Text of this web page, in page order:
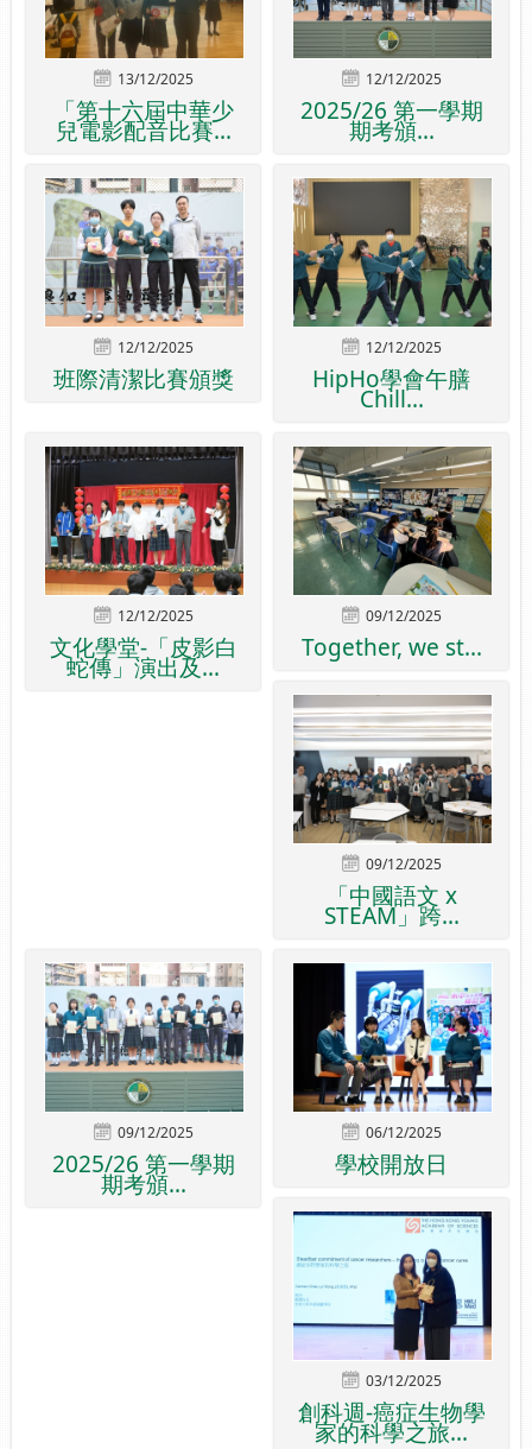
13/12/2025
「第十六屆中華少
兒電影配音比賽...
12/12/2025
2025/26 第一學期
期考頒...
12/12/2025
班際清潔比賽頒獎
12/12/2025
HipHo學會午膳
Chill...
12/12/2025
文化學堂-「皮影白
蛇傳」演出及...
09/12/2025
Together, we st...
09/12/2025
「中國語文 x
STEAM」跨...
09/12/2025
2025/26 第一學期
期考頒...
06/12/2025
學校開放日
03/12/2025
創科週-癌症生物學
家的科學之旅...